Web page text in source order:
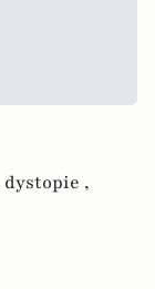
dystopie ,